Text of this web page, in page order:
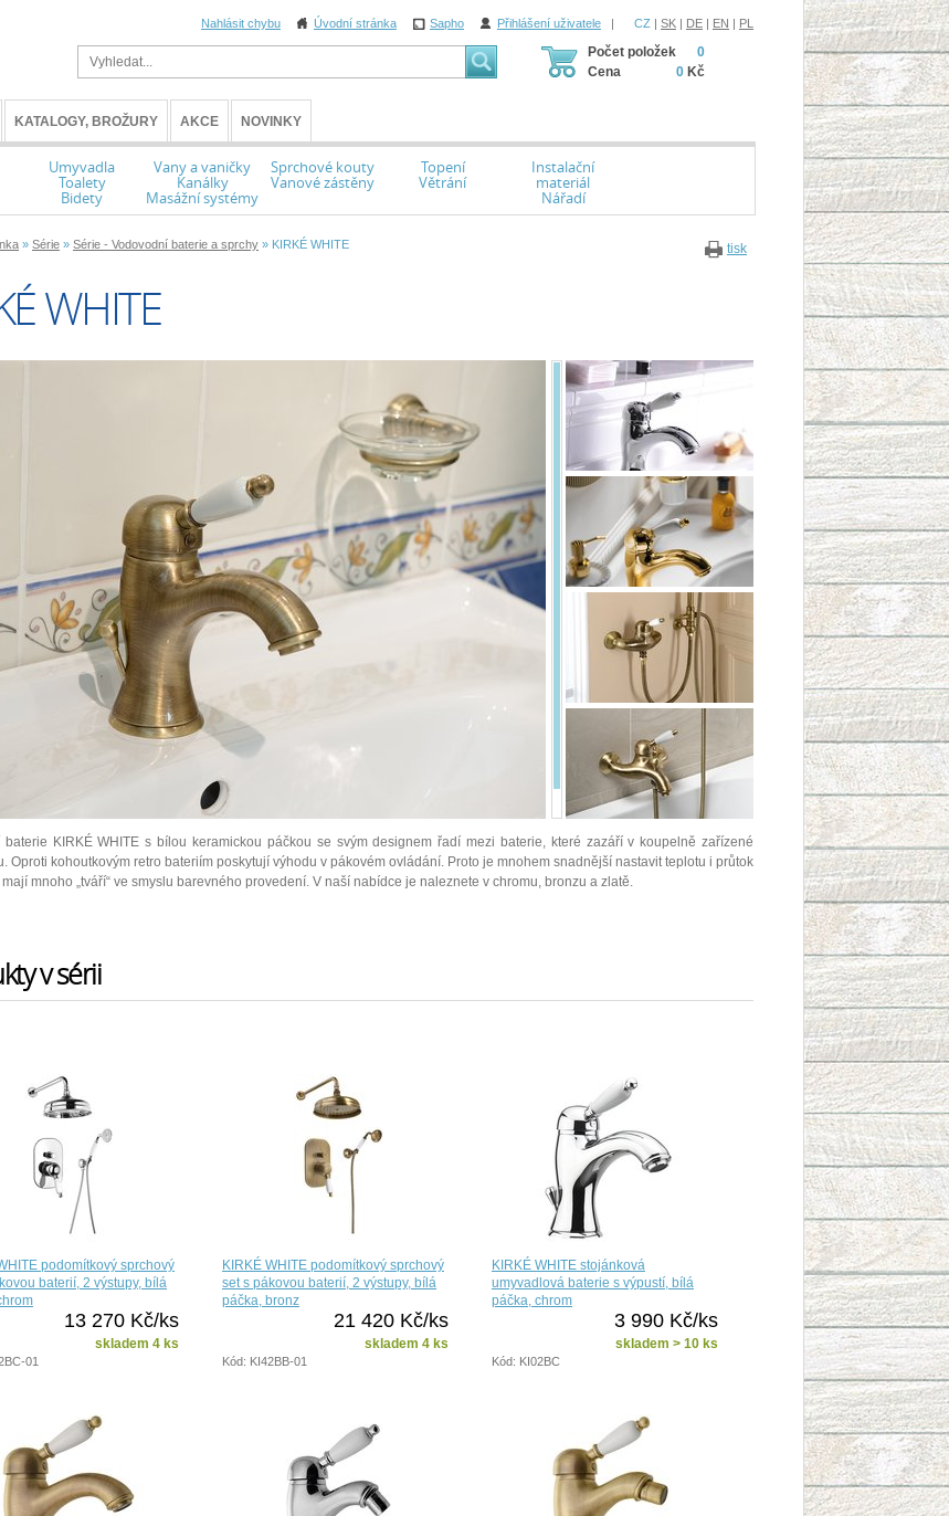
Nahlásit chybu Úvodní stránka Sapho Přihlášení uživatele | CZ | SK | DE | EN | PL
Počet položek
Cena
0
0 Kč
KATALOGY, BROŽURY AKCE NOVINKY
Umyvadla
Toalety
Bidety
Vany a vaničky
Kanálky
Masážní systémy
Sprchové kouty
Vanové zástěny
Topení
Větrání
Instalační
materiál
Nářadí
tisk
» Série » Série - Vodovodní baterie a sprchy » KIRKÉ WHITE
WHITE
baterie KIRKÉ WHITE s bílou keramickou páčkou se svým designem řadí mezi baterie, které zazáří v koupelně zařízené
Oproti kohoutkovým retro bateriím poskytují výhodu v pákovém ovládání. Proto je mnohem snadnější nastavit teplotu i průtok
mají mnoho „tváří“ ve smyslu barevného provedení. V naší nabídce je naleznete v chromu, bronzu a zlatě.
v sérii
podomítkový sprchový
baterií, 2 výstupy, bílá
13 270 Kč/ks
skladem 4 ks
01
KIRKÉ WHITE podomítkový sprchový
set s pákovou baterií, 2 výstupy, bílá
páčka, bronz
21 420 Kč/ks
skladem 4 ks
Kód: KI42BB-01
KIRKÉ WHITE stojánková
umyvadlová baterie s výpustí, bílá
páčka, chrom
3 990 Kč/ks
skladem > 10 ks
Kód: KI02BC